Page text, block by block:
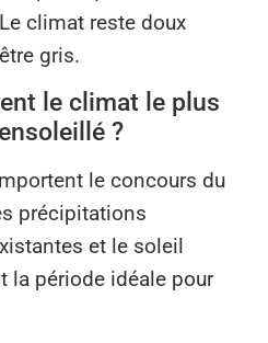
climat reste doux
gris.
le climat le plus
?
le concours du
précipitations
et le soleil
la période idéale pour